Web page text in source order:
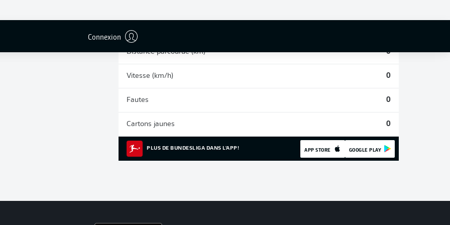
Connexion
Distance parcourue (km) 0
Vitesse (km/h) 0
Fautes 0
Cartons jaunes 0
PLUS DE BUNDESLIGA DANS L'APP! APP STORE GOOGLE PLAY